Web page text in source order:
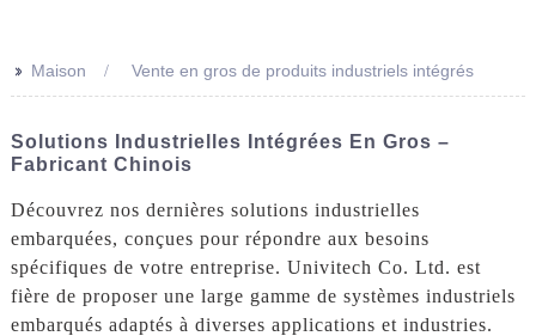
>> Maison Vente en gros de produits industriels intégrés
Solutions Industrielles Intégrées En Gros –
Fabricant Chinois
Découvrez nos dernières solutions industrielles
embarquées, conçues pour répondre aux besoins
spécifiques de votre entreprise. Univitech Co. Ltd. est
fière de proposer une large gamme de systèmes industriels
embarqués adaptés à diverses applications et industries.